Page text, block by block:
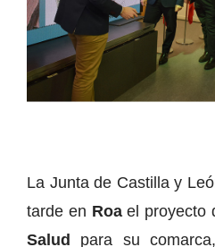
La Junta de Castilla y
tarde en Roael proyecto
Salud para su